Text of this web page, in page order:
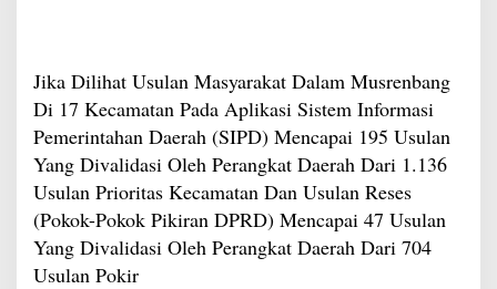
Jika Dilihat Usulan Masyarakat Dalam Musrenbang
Di 17 Kecamatan Pada Aplikasi Sistem Informasi
Pemerintahan Daerah (SIPD) Mencapai 195 Usulan
Yang Divalidasi Oleh Perangkat Daerah Dari 1.136
Usulan Prioritas Kecamatan Dan Usulan Reses
(Pokok-Pokok Pikiran DPRD) Mencapai 47 Usulan
Yang Divalidasi Oleh Perangkat Daerah Dari 704
Usulan Pokir